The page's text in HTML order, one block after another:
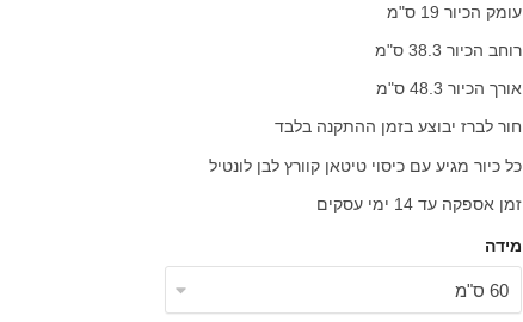
עומק הכיור 19 ס"מ
רוחב הכיור 38.3 ס"מ
אורך הכיור 48.3 ס"מ
חור לברז יבוצע בזמן ההתקנה בלבד
כל כיור מגיע עם כיסוי טיטאן קוורץ לבן לונטיל
זמן אספקה עד 14 ימי עסקים
מידה